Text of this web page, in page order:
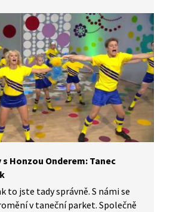
z vás krále či královnu
parketu. Dneska si ukážeme,
se tančí Tanec trampů.
Honzou Onderem: Tanec
to jste tady správně. S námi se
v taneční parket. Společně